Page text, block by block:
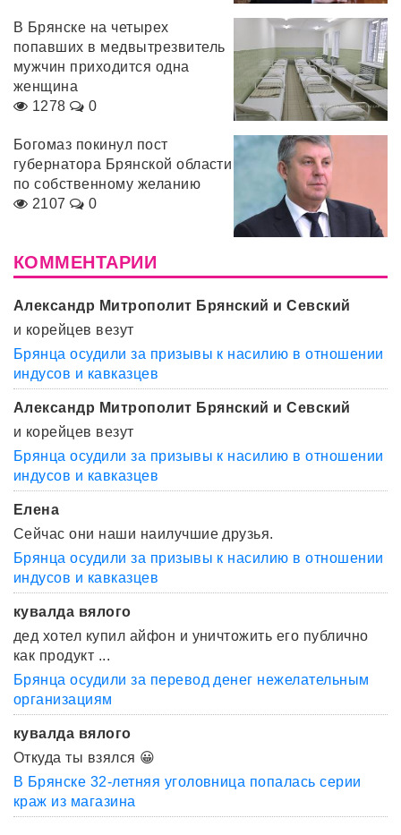
В Брянске на четырех
попавших в медвытрезвитель
мужчин приходится одна
женщина
1278
0
Богомаз покинул пост
губернатора Брянской области
по собственному желанию
2107
0
КОММЕНТАРИИ
Александр Митрополит Брянский и Севский
и корейцев везут
Брянца осудили за призывы к насилию в отношении
индусов и кавказцев
Александр Митрополит Брянский и Севский
и корейцев везут
Брянца осудили за призывы к насилию в отношении
индусов и кавказцев
Елена
Сейчас они наши наилучшие друзья.
Брянца осудили за призывы к насилию в отношении
индусов и кавказцев
кувалда вялого
дед хотел купил айфон и уничтожить его публично
как продукт ...
Брянца осудили за перевод денег нежелательным
организациям
кувалда вялого
Откуда ты взялся 😀
В Брянске 32-летняя уголовница попалась серии
краж из магазина